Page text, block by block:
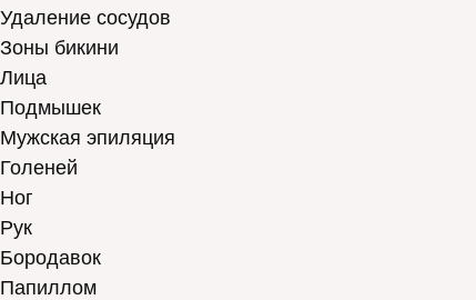
Удаление сосудов
Зоны бикини
Лица
Подмышек
Мужская эпиляция
Голеней
Ног
Рук
Бородавок
Папиллом